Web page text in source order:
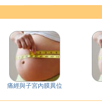
痛經與子宮內膜異位